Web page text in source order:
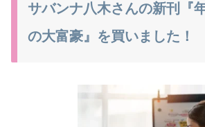
サバンナ八木さんの新刊『
の大富豪』を買いました！